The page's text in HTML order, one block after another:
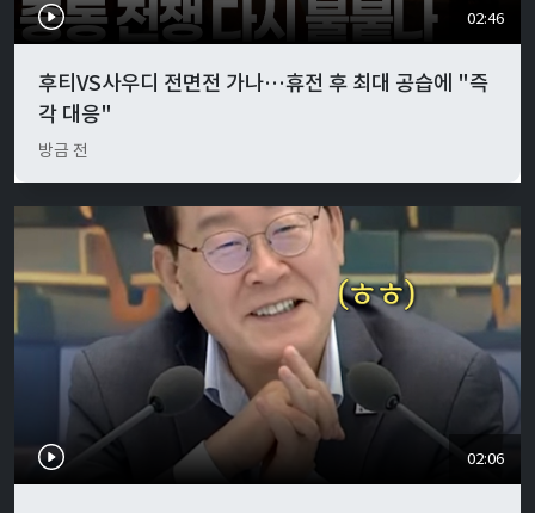
02:46
후티VS사우디 전면전 가나…휴전 후 최대 공습에 "즉
각 대응"
방금 전
02:06